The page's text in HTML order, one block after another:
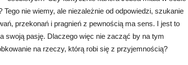
nie wiemy, ale niezależnie od odpowiedzi, szukanie
przekonań i pragnień z pewnością ma sens. I jest to
swoją pasję. Dlaczego więc nie zacząć by na tym
na rzeczy, którą robi się z przyjemnością?